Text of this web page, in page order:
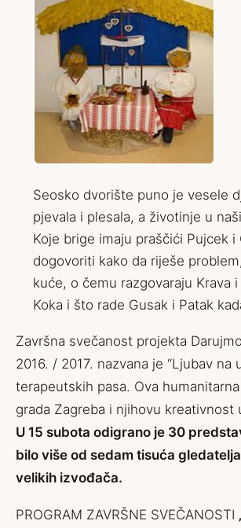
Seosko dvorište puno je vesele
pjevala i plesala, a životinje u
Koje brige imaju praščići Pujcek
dogovoriti kako da riješe
kuće, o čemu razgovaraju Krava
Koka i što rade Gusak i Patak
Završna svečanost projekta
2016. / 2017. nazvana je “Ljubav
terapeutskih pasa. Ova
grada Zagreba i njihovu
U 15 subota odigrano je 30
bilo više od sedam tisuća
velikih izvođača.
PROGRAM ZAVRŠNE SVEČANOSTI